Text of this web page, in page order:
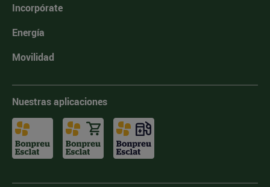
Incorpórate
Energía
Movilidad
Nuestras aplicaciones